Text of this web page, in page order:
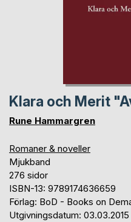
Klara och Merit
Rune Hammargren
Romaner & noveller
Mjukband
276 sidor
ISBN-13: 9789174636659
Förlag: BoD - Books on
Utgivningsdatum: 03.03.2015